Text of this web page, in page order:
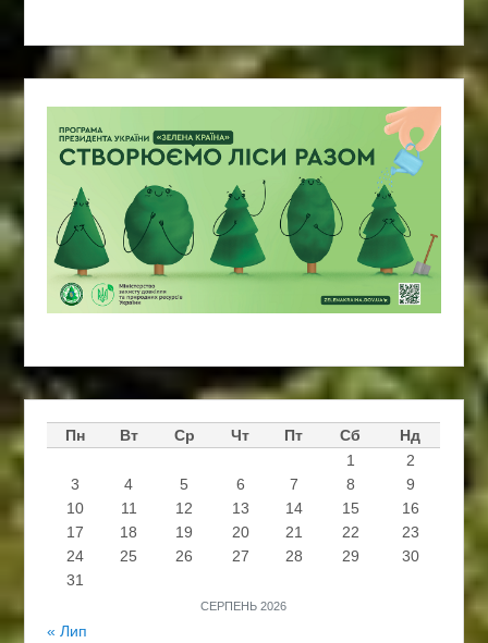
СЕРПЕНЬ 2026
Пн Вт Ср Чт Пт Сб
Нд
1
2
3
4 5 6 7 8
9
10
11 12 13 14 15
16
17
18 19 20 21 22
23
24
25 26 27 28 29
30
31
« Лип